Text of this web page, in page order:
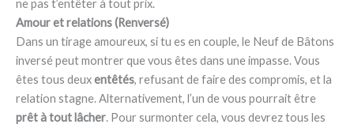
ne pas t’entêter à tout prix.
Amour et relations (Renversé)
Dans un tirage amoureux, si tu es en couple, le Neuf de Bâtons
inversé peut montrer que vous êtes dans une impasse. Vous
êtes tous deuxentêtés, refusant de faire des compromis, et la
relation stagne. Alternativement, l’un de vous pourrait être
prêt à tout lâcher. Pour surmonter cela, vous devrez tous les